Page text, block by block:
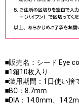
■販売名：シード Eye
■1箱10枚入り
■装用期間：1日使い捨
■BC：8.7mm
■DIA：14.0mm、